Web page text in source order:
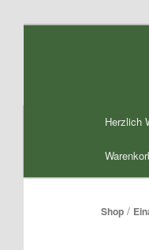
Herzlich
Shop/